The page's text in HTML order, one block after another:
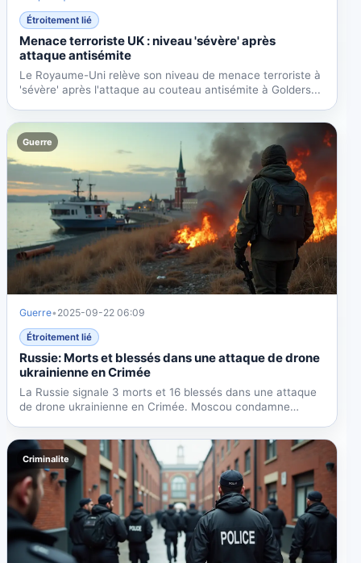
Étroitement lié
Menace terroriste UK : niveau 'sévère' après
attaque antisémite
Le Royaume-Uni relève son niveau de menace terroriste à
'sévère' après l'attaque au couteau antisémite à Golders...
Guerre
Guerre• 2025-09-22 06:09
Étroitement lié
Russie: Morts et blessés dans une attaque de drone
ukrainienne en Crimée
La Russie signale 3 morts et 16 blessés dans une attaque
de drone ukrainienne en Crimée. Moscou condamne
Criminalite